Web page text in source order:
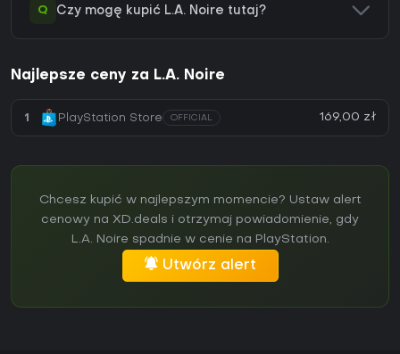
Q Czy mogę kupić L.A. Noire tutaj?
Najlepsze ceny za L.A. Noire
1 PlayStation Store OFFICIAL 169,00 zł
Chcesz kupić w najlepszym momencie? Ustaw alert
cenowy na XD.deals i otrzymaj powiadomienie, gdy
L.A. Noire spadnie w cenie na PlayStation.
Utwórz alert